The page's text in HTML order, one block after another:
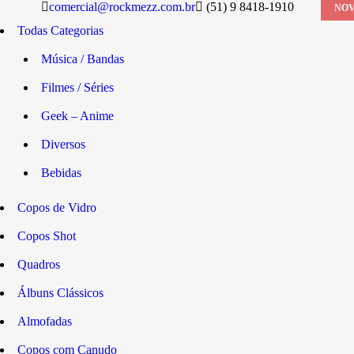
comercial@rockmezz.com.br (51) 9 8418-1910
Todas Categorias
Música / Bandas
Filmes / Séries
Geek – Anime
Diversos
Bebidas
Copos de Vidro
Copos Shot
Quadros
Álbuns Clássicos
Almofadas
Copos com Canudo